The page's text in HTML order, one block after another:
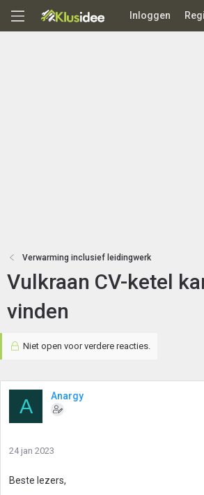
Inloggen
Verwarming inclusief leidingwerk
Vulkraan CV-ketel
vinden
Niet open voor verdere reacties.
A Anargy
24 jan 2023
Beste lezers,